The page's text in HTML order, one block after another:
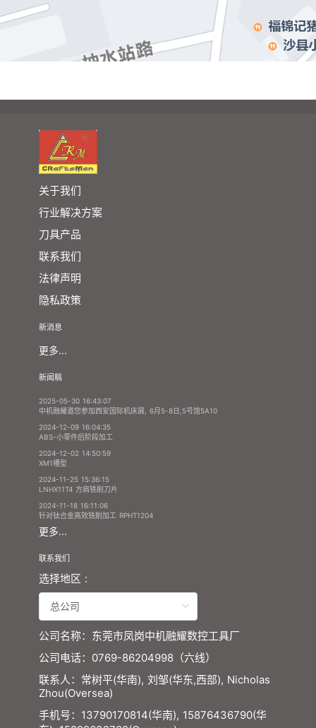
关于我们
行业解决方案
刀具产品
联系我们
法律声明
隐私政策
新消息
更多...
新闻稿
2025-05-30 16:43:07
中机融耀邀您参加西安国际机床展, 6月5-8日,5号馆5A10
2024-12-09 16:04:35
ABS-小零件后阶段加工
2024-12-02 14:50:59
XM1槽型
2024-11-25 15:36:15
LNHX11T4 方肩铣削刀片
2024-11-18 16:11:06
针对钛合金高效铣削加工 RPHT1204
更多...
联系我们
选择地区 :
公司名称：东莞市凤岗中机融耀数控工具厂
公司电话：0769-86204998（六线）
联系人：常树平(华南), 刘邹(华东,西部), Nicholas
Zhou(Oversea)
手机号：13790170814(华南), 15876436790(华